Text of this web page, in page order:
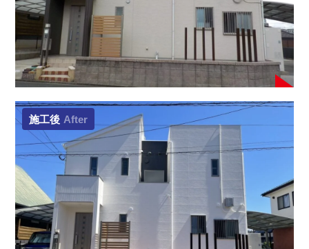
施工後 After